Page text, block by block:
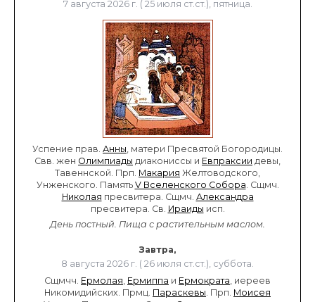
7 августа 2026 г. ( 25 июля ст.ст.), пятница.
Успение прав. Анны, матери Пресвятой Богородицы.
Свв. жен Олимпиады диакониссы и Евпраксии девы,
Тавеннской. Прп. Макария Желтоводского,
Унженского. Память V Вселенского Собора. Сщмч.
Николая пресвитера. Сщмч. Александра
пресвитера. Св. Ираиды исп.
День постный. Пища с растительным маслом.
Завтра,
8 августа 2026 г. ( 26 июля ст.ст.), суббота.
Сщмчч. Ермолая, Ермиппа и Ермократа, иереев
Никомидийских. Прмц. Параскевы. Прп. Моисея